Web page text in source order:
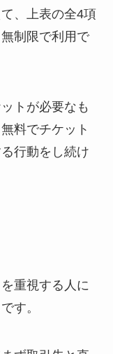
、上表の全4項
制限で利用で
トが必要なも
料でチケット
行動をし続け
重視する人に
す。